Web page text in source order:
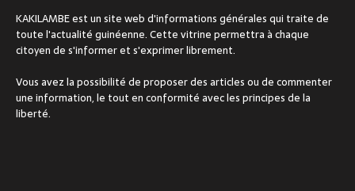
KAKILAMBE est un site web d'informations générales qui traite de
toute l'actualité guinéenne. Cette vitrine permettra à chaque
citoyen de s'informer et s'exprimer librement.
Vous avez la possibilité de proposer des articles ou de commenter
une information, le tout en conformité avec les principes de la
liberté.